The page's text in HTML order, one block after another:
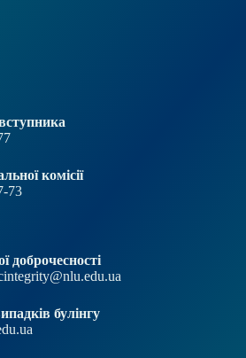
комісії
73
доброчесності
булінгу